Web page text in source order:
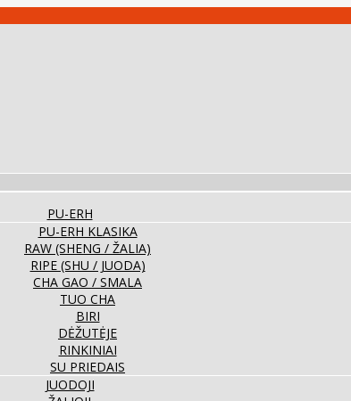
PU-ERH
PU-ERH KLASIKA
RAW (SHENG / ŽALIA)
RIPE (SHU / JUODA)
CHA GAO / SMALA
TUO CHA
BIRI
DĖŽUTĖJE
RINKINIAI
SU PRIEDAIS
JUODOJI